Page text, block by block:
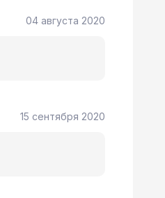
04 августа 2020
15 сентября 2020